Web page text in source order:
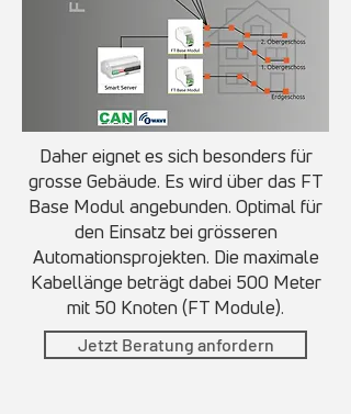
Daher eignet es sich besonders für
grosse Gebäude. Es wird über das FT
Base Modul angebunden. Optimal für
den Einsatz bei grösseren
Automationsprojekten. Die maximale
Kabellänge beträgt dabei 500 Meter
mit 50 Knoten (FT Module).
Jetzt Beratung anfordern